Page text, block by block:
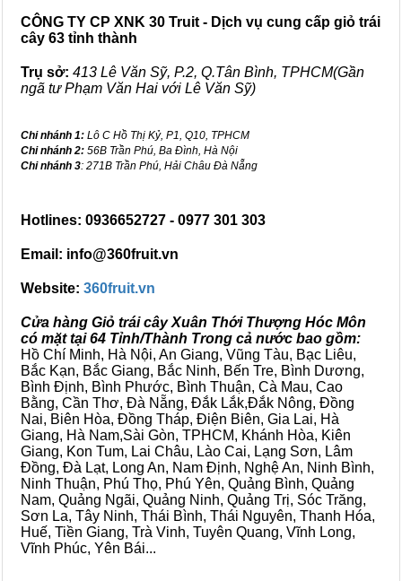
CÔNG TY CP XNK 30 Truit - Dịch vụ cung cấp giỏ trái
cây 63 tỉnh thành
Trụ sở: 413 Lê Văn Sỹ, P.2, Q.Tân Bình, TPHCM(Gần
ngã tư Phạm Văn Hai với Lê Văn Sỹ)
Chi nhánh 1: Lô C Hồ Thị Kỷ, P1, Q10, TPHCM
Chi nhánh 2: 56B Trần Phú, Ba Đình, Hà Nội
Chi nhánh 3: 271B Trần Phú, Hải Châu Đà Nẵng
Hotlines: 0936652727 - 0977 301 303
Email: info@360fruit.vn
Website: 360fruit.vn
Cửa hàng Giỏ trái cây Xuân Thới Thượng Hóc Môn
có mặt tại 64 Tỉnh/Thành Trong cả nước bao gồm:
Hồ Chí Minh, Hà Nội, An Giang, Vũng Tàu, Bạc Liêu,
Bắc Kạn, Bắc Giang, Bắc Ninh, Bến Tre, Bình Dương,
Bình Định, Bình Phước, Bình Thuận, Cà Mau, Cao
Bằng, Cần Thơ, Đà Nẵng, Đắk Lắk,Đắk Nông, Đồng
Nai, Biên Hòa, Đồng Tháp, Điện Biên, Gia Lai, Hà
Giang, Hà Nam,Sài Gòn, TPHCM, Khánh Hòa, Kiên
Giang, Kon Tum, Lai Châu, Lào Cai, Lạng Sơn, Lâm
Đồng, Đà Lạt, Long An, Nam Định, Nghệ An, Ninh Bình,
Ninh Thuận, Phú Thọ, Phú Yên, Quảng Bình, Quảng
Nam, Quảng Ngãi, Quảng Ninh, Quảng Trị, Sóc Trăng,
Sơn La, Tây Ninh, Thái Bình, Thái Nguyên, Thanh Hóa,
Huế, Tiền Giang, Trà Vinh, Tuyên Quang, Vĩnh Long,
Vĩnh Phúc, Yên Bái...